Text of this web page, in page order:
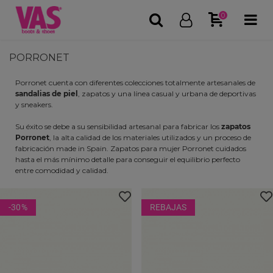
0
PORRONET
Porronet cuenta con diferentes colecciones totalmente artesanales de
sandalias de piel
, zapatos y una línea casual y urbana de deportivas
y sneakers.
Su éxito se debe a su sensibilidad artesanal para fabricar los zapatos
Porronet , la alta calidad de los materiales utilizados y un proceso de
fabricación made in Spain. Zapatos para mujer Porronet cuidados
hasta el más mínimo detalle para conseguir el equilibrio perfecto
entre comodidad y calidad.
-30% REBAJAS